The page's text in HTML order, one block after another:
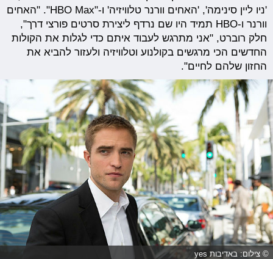
'ניו ליין סינימה', 'האחים וורנר טלוויזיה' ו-"HBO Max". "האחים
וורנר ו-HBO תמיד היו שם נרדף ליצירת סרטים פורצי דרך",
חלק רוברט, "אני מתרגש לעבוד איתם כדי לגלות את הקולות
החדשים הכי מרגשים בקולנוע וטלוויזיה ולעזור להביא את
החזון שלהם לחיים".
© צילום: באדיבות yes